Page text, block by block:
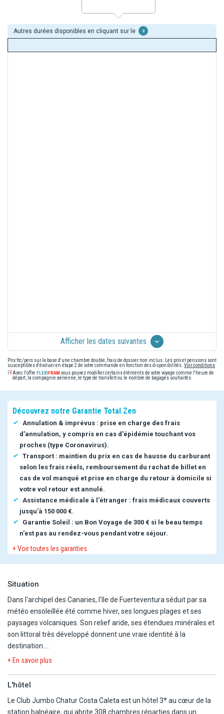
Autres durées disponibles en cliquant sur le +
Afficher les dates suivantes
Prix ttc/pers sur la base d'une chambre double, frais de dossier non inclus. Les prix et pensions sont
susceptibles d'évoluer en étape 2 de votre commande en fonction des disponibilités. Voir conditions
Avec l'offre
vous pouvez modifier certains éléments de votre voyage comme l'heure de
départ, la compagnie aérienne, le type de transfert ou le nombre de bagages souhaités.
Découvrez notre Garantie Total Zen
Annulation & imprévus : prise en charge des frais
d'annulation, y compris en cas d'épidémie touchant vos
proches (type Coronavirus).
Transport : maintien du prix en cas de hausse du carburant
selon les frais réels, remboursement du rachat de billet en
cas de vol manqué et prise en charge du retour à domicile si
votre vol retour est annulé.
Assistance médicale à l'étranger : frais médicaux couverts
jusqu'à 150 000 €.
Garantie Soleil : un Bon Voyage de 300 € si le beau temps
n'est pas au rendez-vous pendant votre séjour.
+ Voir toutes les garanties
Situation
Dans l'archipel des Canaries, l'île de Fuerteventura séduit par sa
météo ensoleillée été comme hiver, ses longues plages et ses
paysages volcaniques. Son relief aride, ses étendues minérales et
son littoral très développé donnent une vraie identité à la
destination.
organisée autour d'une baie abritée, avec une plage facile d'accès,
commerces.
+ En savoir plus
L'hôtel
Le Club Jumbo Chatur Costa Caleta est un hôtel 3* au cœur de la
station balnéaire, qui abrite 308 chambres réparties dans un